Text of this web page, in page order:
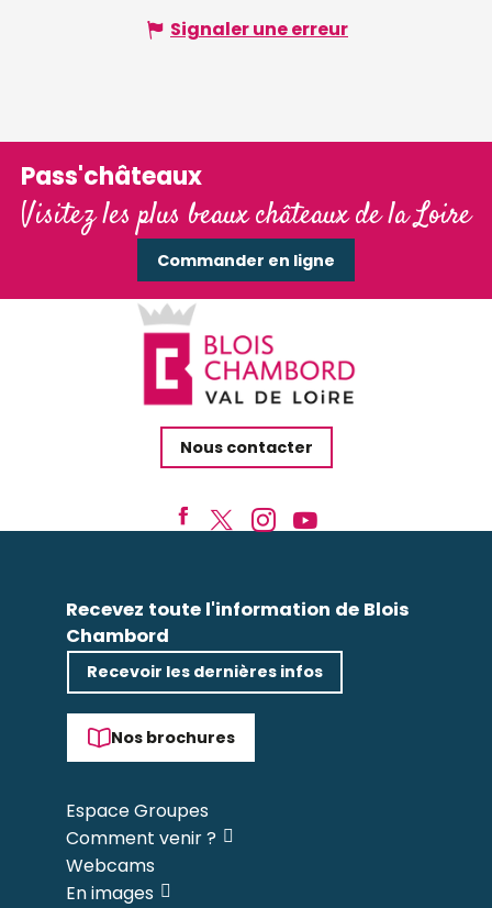
Signaler une erreur
Pass'châteaux
Visitez les plus beaux châteaux de la Loire
Commander en ligne
Nous contacter
Recevez toute l'information de Blois
Chambord
Recevoir les dernières infos
Nos brochures
Espace Groupes
Comment venir ?
Webcams
En images